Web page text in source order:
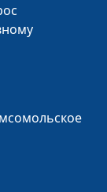
#117